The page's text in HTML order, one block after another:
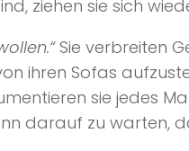
ziehen sie sich
Sie verbreiten
ihren Sofas
sie jedes
darauf zu warten,